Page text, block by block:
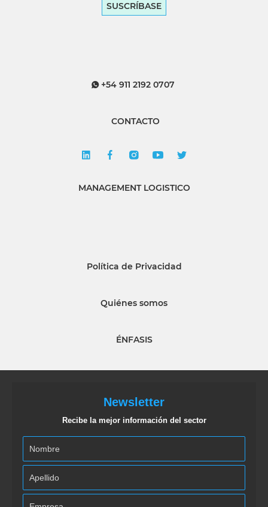
SUSCRÍBASE
+54 911 2192 0707
CONTACTO
MANAGEMENT LOGISTICO
Política de Privacidad
Quiénes somos
ÉNFASIS
Newsletter
Recibe la mejor información del sector